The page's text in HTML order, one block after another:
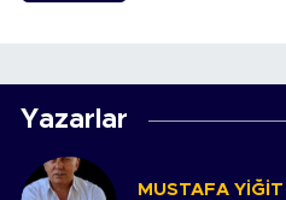
Yazarlar
MUSTAFA YIĞIT